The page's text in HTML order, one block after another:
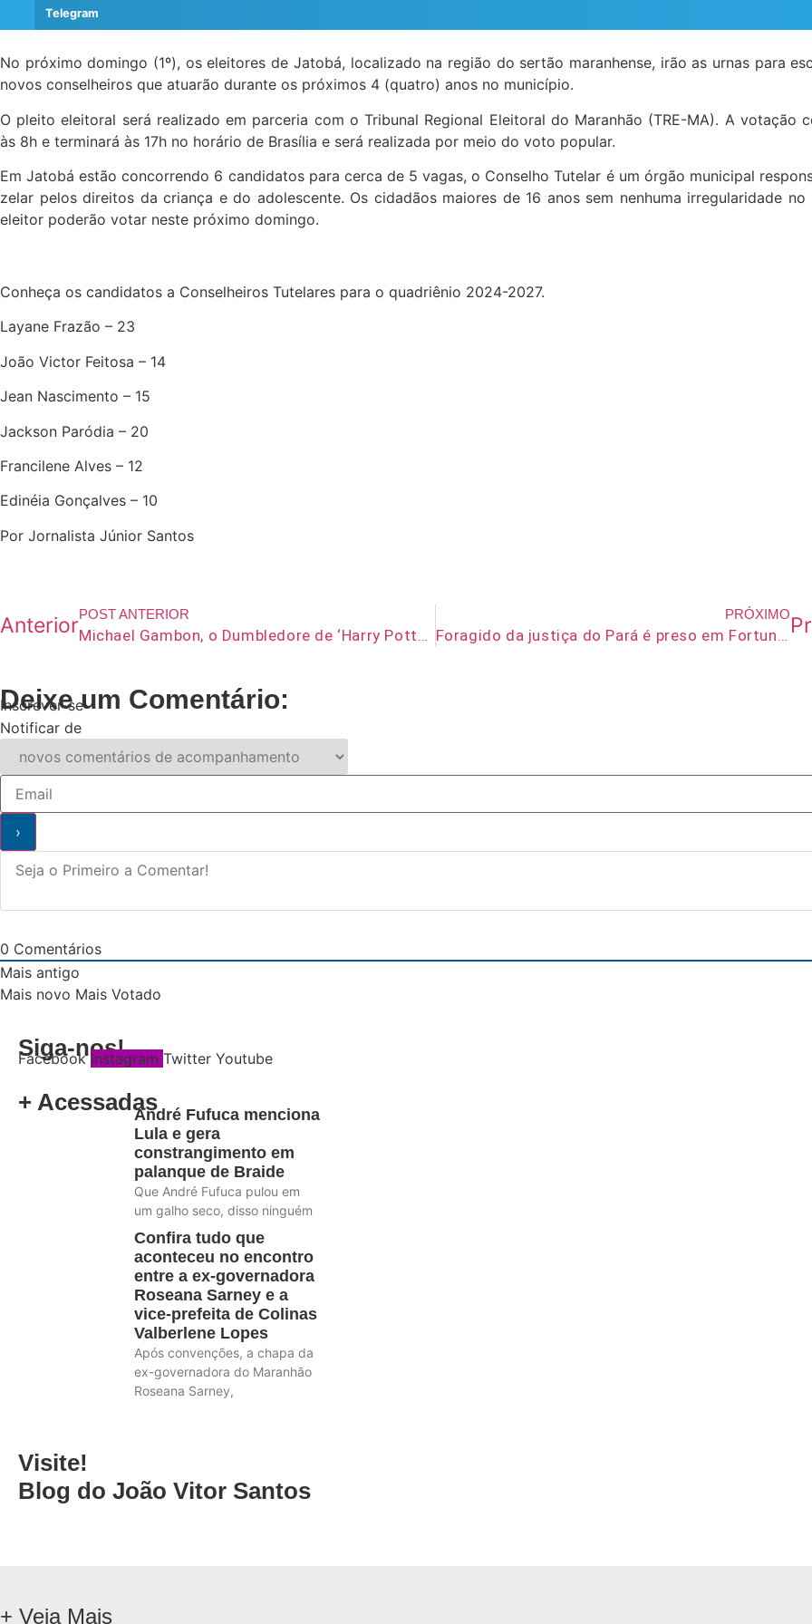
Telegram
No próximo domingo (1º), os eleitores de Jatobá, localizado na região do sertão maranhense, irão as urnas para
novos conselheiros que atuarão durante os próximos 4 (quatro) anos no município.
O pleito eleitoral será realizado em parceria com o Tribunal Regional Eleitoral do Maranhão (TRE-MA). A votação
às 8h e terminará às 17h no horário de Brasília e será realizada por meio do voto popular.
Em Jatobá estão concorrendo 6 candidatos para cerca de 5 vagas, o Conselho Tutelar é um órgão municipal
zelar pelos direitos da criança e do adolescente. Os cidadãos maiores de 16 anos sem nenhuma irregularidade
eleitor poderão votar neste próximo domingo.
Conheça os candidatos a Conselheiros Tutelares para o quadriênio 2024-2027.
Layane Frazão – 23
João Victor Feitosa – 14
Jean Nascimento – 15
Jackson Paródia – 20
Francilene Alves – 12
Edinéia Gonçalves – 10
Por Jornalista Júnior Santos
AnteriorPOST ANTERIOR
Michael Gambon, o Dumbledore de ‘Harry Potter’, morre aos 82 anos
PRÓXIMO
Foragido da justiça do Pará é preso em Fortuna no Maranhão
Deixe um Comentário:
Inscrever-se
Notificar de
0 Comentários
Mais antigo
Mais novo Mais Votado
Siga-nos!
Facebook Instagram Twitter Youtube
+ AcessadasAndré Fufuca menciona
Lula e gera
constrangimento em
palanque de Braide
Que André Fufuca pulou em
um galho seco, disso ninguém
Confira tudo que
aconteceu no encontro
entre a ex-governadora
Roseana Sarney e a
vice-prefeita de Colinas
Valberlene Lopes
Após convenções, a chapa da
ex-governadora do Maranhão
Roseana Sarney,
Visite!
Blog do João Vitor Santos
+ Veja Mais